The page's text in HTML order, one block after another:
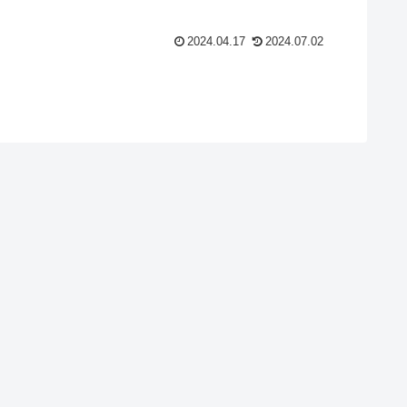
2024.04.17 2024.07.02